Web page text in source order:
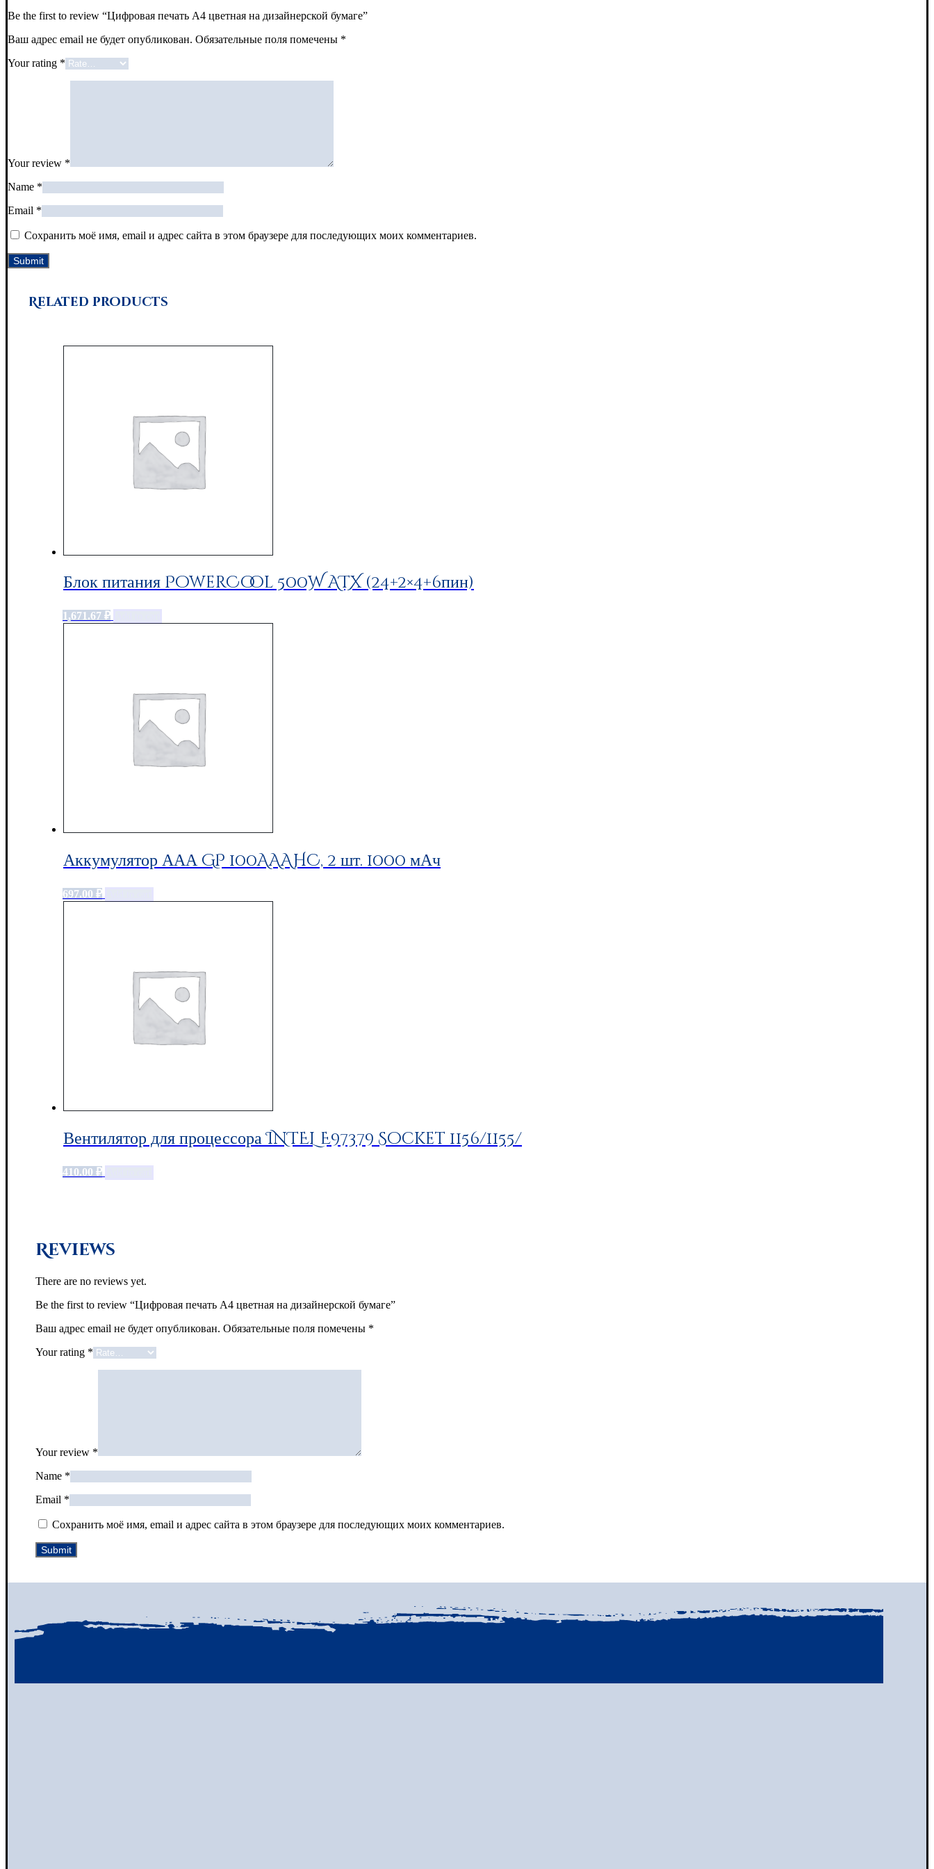
Be the first to review “Цифровая печать А4 цветная на дизайнерской бумаге”
Ваш адрес email не будет опубликован. Обязательные поля помечены *
Your rating *
Your review *
Name *
Email *
Сохранить моё имя, email и адрес сайта в этом браузере для последующих моих комментариев.
Related products
Блок питания PowerCool 500W ATX (24+2×4+6пин)
1,671.67 ₽
Аккумулятор ААА GP 100AAAHC, 2 шт. 1000 мАч
697.00 ₽
Вентилятор для процессора INTEL E97379 Socket 1156/1155/
410.00 ₽
Reviews
There are no reviews yet.
Be the first to review “Цифровая печать А4 цветная на дизайнерской бумаге”
Ваш адрес email не будет опубликован. Обязательные поля помечены *
Your rating *
Your review *
Name *
Email *
Сохранить моё имя, email и адрес сайта в этом браузере для последующих моих комментариев.